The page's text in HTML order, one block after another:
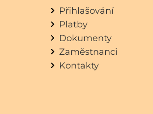
Přihlašování
Platby
Dokumenty
Zaměstnanci
Kontakty